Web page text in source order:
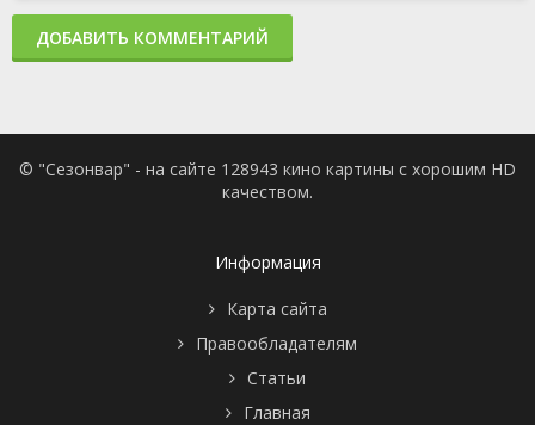
ДОБАВИТЬ КОММЕНТАРИЙ
© "Сезонвар" - на сайте 128943 кино картины с хорошим HD
качеством.
Информация
Карта сайта
Правообладателям
Статьи
Главная